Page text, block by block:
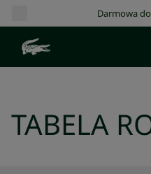
Darmowa
TABELA